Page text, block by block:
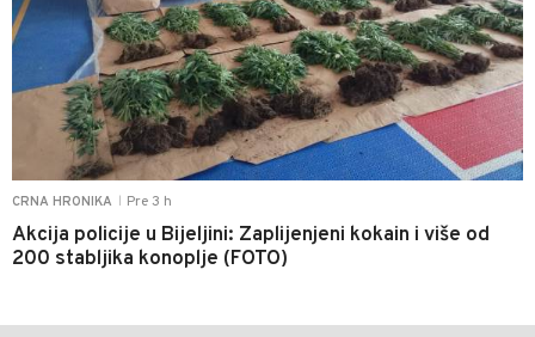
CRNA HRONIKA Pre 3 h
Akcija policije u Bijeljini: Zaplijenjeni kokain i više od
200 stabljika konoplje (FOTO)